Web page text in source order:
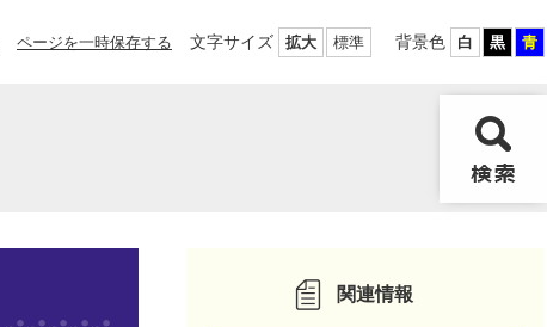
ページを一時保存する 文字サイズ 拡大 標準 背景色 白 黒 青
関連情報